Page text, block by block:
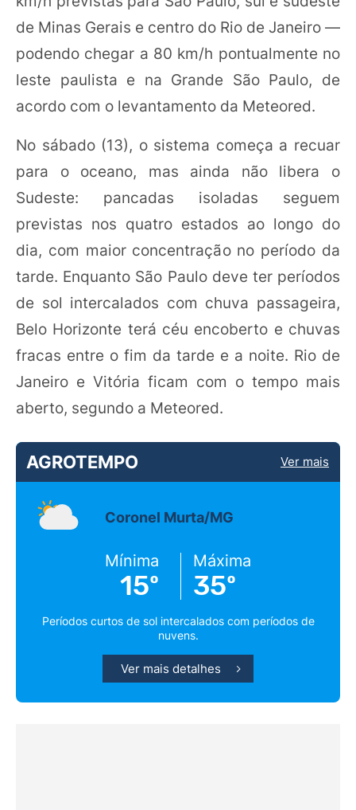
de Minas Gerais e centro do Rio de Janeiro —
podendo chegar a 80 km/h pontualmente no
leste paulista e na Grande São Paulo, de
acordo com o levantamento da Meteored.
No sábado (13), o sistema começa a recuar
para o oceano, mas ainda não libera o
Sudeste: pancadas isoladas seguem
previstas nos quatro estados ao longo do
dia, com maior concentração no período da
tarde. Enquanto São Paulo deve ter períodos
de sol intercalados com chuva passageira,
Belo Horizonte terá céu encoberto e chuvas
fracas entre o fim da tarde e a noite. Rio de
Janeiro e Vitória ficam com o tempo mais
aberto, segundo a Meteored.
AGROTEMPO Ver mais
Coronel Murta/MG
Mínima
15º
Máxima
35º
Períodos curtos de sol intercalados com períodos de
nuvens.
Ver mais detalhes